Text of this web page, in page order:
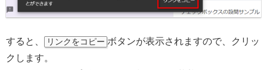
すると、 リンクをコピー ボタンが表示されますので、クリッ
クします。